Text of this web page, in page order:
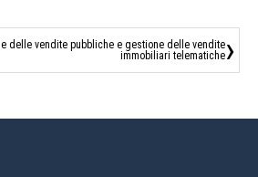
delle vendite pubbliche e gestione delle vendite
immobiliari telematiche›